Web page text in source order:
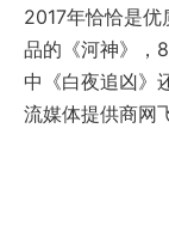
2017年恰恰是优
品的《河神》，
中《白夜追凶》
流媒体提供商网